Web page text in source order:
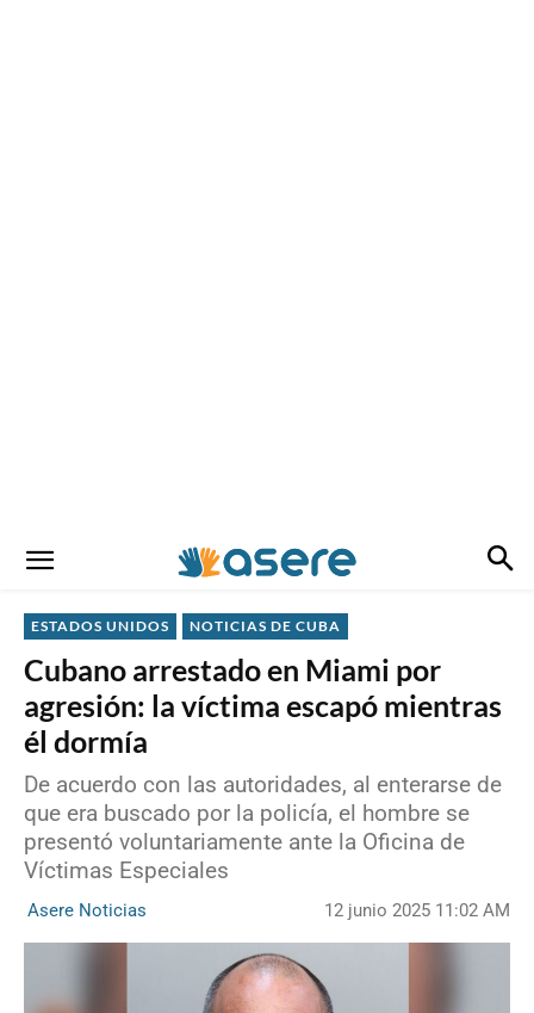
ESTADOS UNIDOS NOTICIAS DE CUBA
Cubano arrestado en Miami por
agresión: la víctima escapó mientras
él dormía
De acuerdo con las autoridades, al enterarse de
que era buscado por la policía, el hombre se
presentó voluntariamente ante la Oficina de
Víctimas Especiales
Asere Noticias 12 junio 2025 11:02 AM